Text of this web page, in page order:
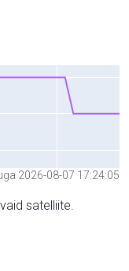
2026-08-07 17:24:05
satelliite.